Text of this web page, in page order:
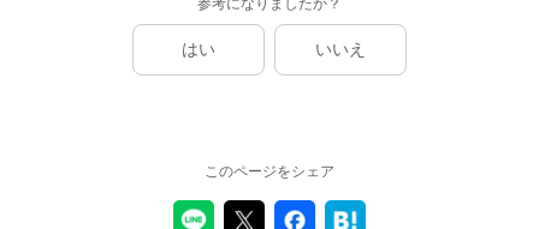
参考になりましたか？
はい いいえ
このページをシェア